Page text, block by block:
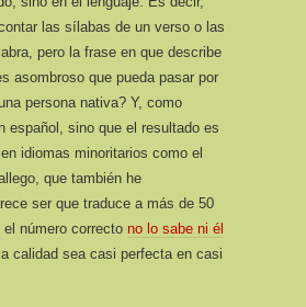
las sílabas de un verso o las
pero la frase en que describe
asombroso que pueda pasar por
persona nativa? Y, como
español, sino que el resultado es
idiomas minoritarios como el
que también he
ser que traduce a más de 50
el número correcto no lo sabe ni él
calidad sea casi perfecta en casi